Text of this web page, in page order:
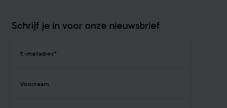
Schrijf je in voor onze nieuwsbrief
E-mailadres*
Voornaam